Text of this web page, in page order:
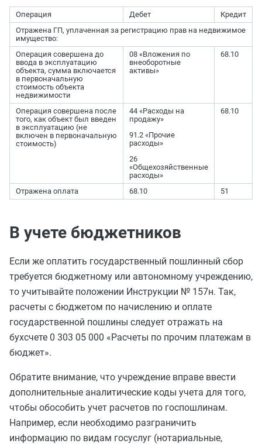
Операция Дебет
Кредит
Отражена ГП, уплаченная за регистрацию прав на недвижимое
имущество:
Операция совершена до
ввода в эксплуатацию
объекта, сумма включается
в первоначальную
стоимость объекта
недвижимости
08 «Вложения по
внеоборотные
активы»
68.10
Операция совершена после
того, как объект был введен
в эксплуатацию (не
включен в первоначальную
стоимость)
44 «Расходы на
продажу»
91.2 «Прочие
расходы»
26
«Общехозяйственные
расходы»
68.10
Отражена оплата 68.10 51
В учете бюджетников
Если же оплатить государственный пошлинный сбор
требуется бюджетному или автономному учреждению,
то учитывайте положении Инструкции № 157н. Так,
расчеты с бюджетом по начислению и оплате
государственной пошлины следует отражать на
бухсчете 0 303 05 000 «Расчеты по прочим платежам в
бюджет».
Обратите внимание, что учреждение вправе ввести
дополнительные аналитические коды учета для того,
чтобы обособить учет расчетов по госпошлинам.
Например, если необходимо разграничить
информацию по видам госуслуг (нотариальные,